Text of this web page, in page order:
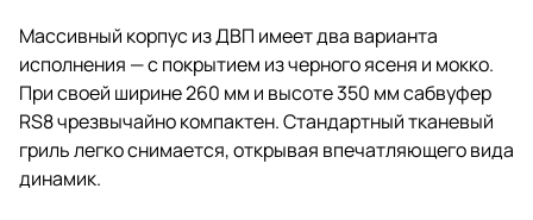
Массивный корпус из ДВП имеет два варианта
исполнения — с покрытием из черного ясеня и мокко.
При своей ширине 260 мм и высоте 350 мм сабвуфер
RS8 чрезвычайно компактен. Стандартный тканевый
гриль легко снимается, открывая впечатляющего вида
динамик.